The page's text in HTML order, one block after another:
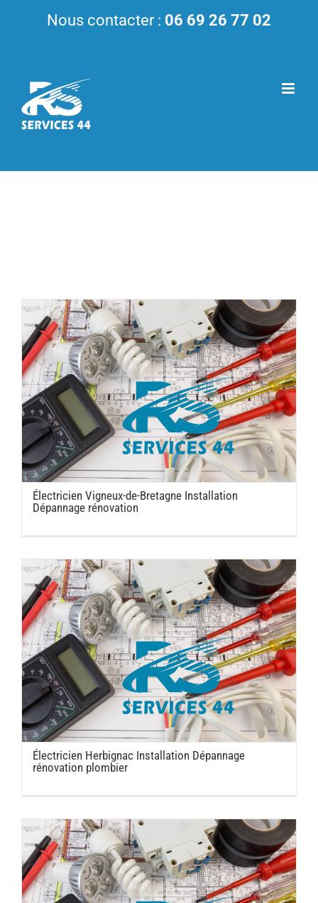
Nous contacter : 06 69 26 77 02
Électricien Vigneux-de-Bretagne Installation
Dépannage rénovation
Électricien Herbignac Installation Dépannage
rénovation plombier